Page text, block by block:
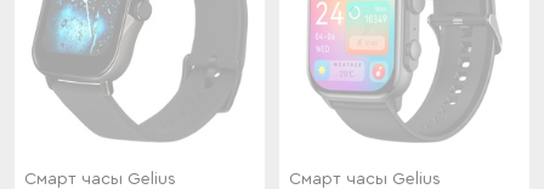
Смарт часы Gelius
Смарт часы Gelius